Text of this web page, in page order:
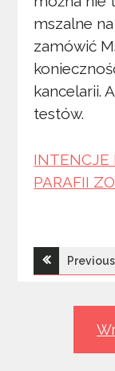
mszalne
zamówić
kancelarii.
testów.
INTENCJE
PARAFII